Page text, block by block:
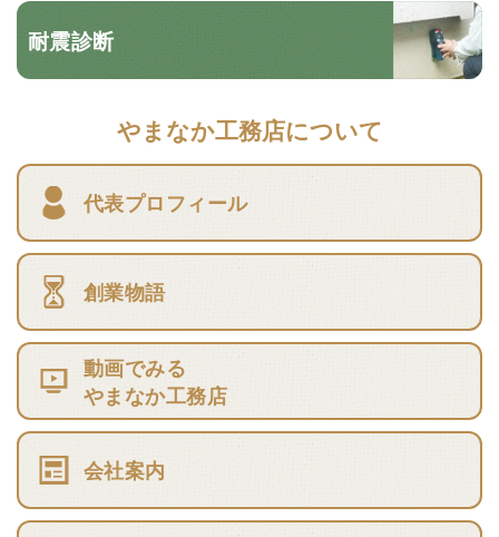
耐震診断
やまなか工務店について
代表プロフィール
創業物語
動画でみる
やまなか工務店
会社案内